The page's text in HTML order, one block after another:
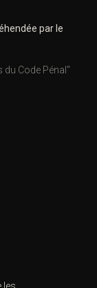
par le
du Code Pénal"